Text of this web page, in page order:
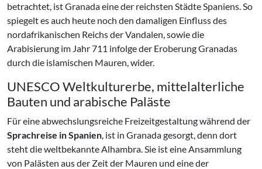
betrachtet, ist Granada eine der reichsten Städte Spaniens. So
spiegelt es auch heute noch den damaligen Einfluss des
nordafrikanischen Reichs der Vandalen, sowie die
Arabisierung im Jahr 711 infolge der Eroberung Granadas
durch die islamischen Mauren, wider.
UNESCO Weltkulturerbe, mittelalterliche
Bauten und arabische Paläste
Für eine abwechslungsreiche Freizeitgestaltung während der
Sprachreise in Spanien, ist in Granada gesorgt, denn dort
steht die weltbekannte Alhambra. Sie ist eine Ansammlung
von Palästen aus der Zeit der Mauren und eine der